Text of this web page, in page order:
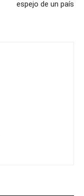
espejo de un país